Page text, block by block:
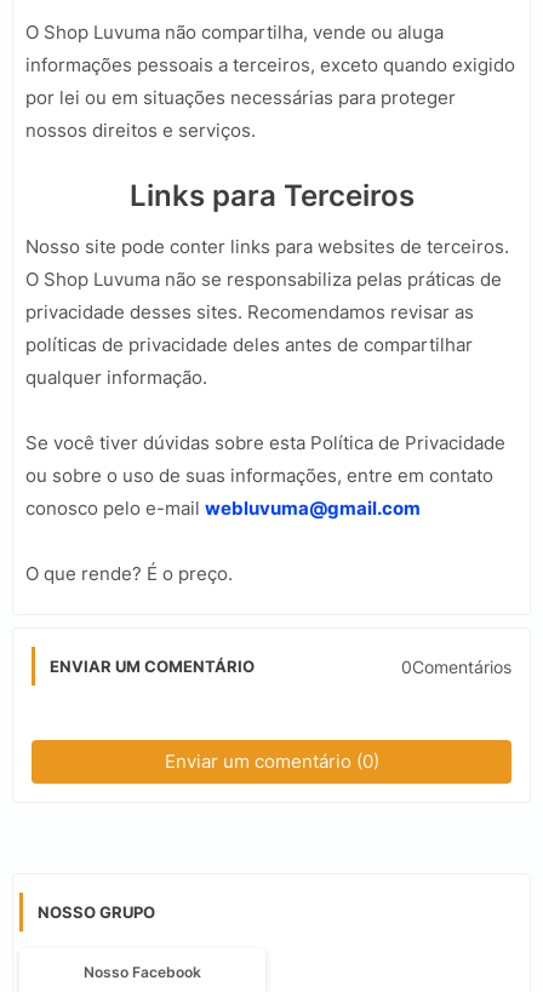
O Shop Luvuma não compartilha, vende ou aluga
informações pessoais a terceiros, exceto quando exigido
por lei ou em situações necessárias para proteger
nossos direitos e serviços.
Links para Terceiros
Nosso site pode conter links para websites de terceiros.
O Shop Luvuma não se responsabiliza pelas práticas de
privacidade desses sites. Recomendamos revisar as
políticas de privacidade deles antes de compartilhar
qualquer informação.
Se você tiver dúvidas sobre esta Política de Privacidade
ou sobre o uso de suas informações, entre em contato
conosco pelo e-mail webluvuma@gmail.com
O que rende? É o preço.
ENVIAR UM COMENTÁRIO 0Comentários
Enviar um comentário (0)
NOSSO GRUPO
Nosso Facebook